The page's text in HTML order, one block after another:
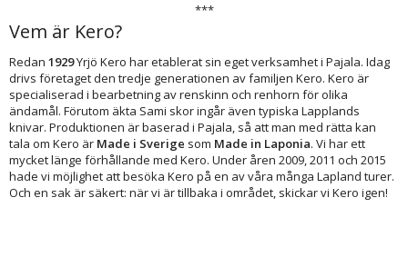
***
Vem är Kero?
Redan 1929Yrjö Kero har etablerat sin eget verksamhet i Pajala. Idag
drivs företaget den tredje generationen av familjen Kero. Kero är
specialiserad i bearbetning av renskinn och renhorn för olika
ändamål. Förutom äkta Sami skor ingår även typiska Lapplands
knivar. Produktionen är baserad i Pajala, så att man med rätta kan
tala om Kero är Made i Sverige som Made in Laponia. Vi har ett
mycket länge förhållande med Kero. Under åren 2009, 2011 och 2015
hade vi möjlighet att besöka Kero på en av våra många Lapland turer.
Och en sak är säkert: när vi är tillbaka i området, skickar vi Kero igen!